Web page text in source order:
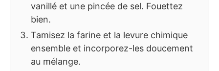
vanillé et une pincée de sel. Fouettez
bien.
Tamisez la farine et la levure chimique
ensemble et incorporez-les doucement
au mélange.